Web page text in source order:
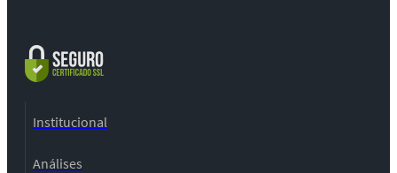
Institucional
Análises